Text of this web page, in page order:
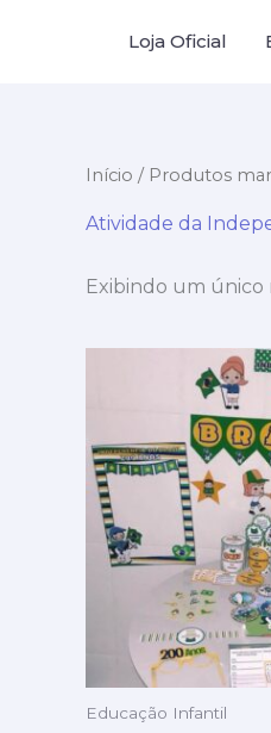
Loja Oficial
Início / Produtos
Atividade da
Exibindo um único
Educação Infantil